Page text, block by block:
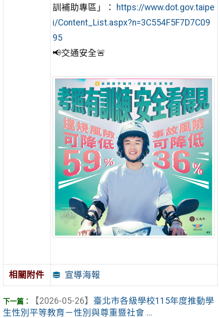
訓補助專區」：
https://www.dot.gov.taipe
i/Content_List.aspx?n=3C554F5F7D7C09
95
📢交通安全🚨
相關附件 宣導海報
【2026-05-26】 臺北市各級學校115年度推動學
生性別平等教育－性別與尊重暨社會 ...